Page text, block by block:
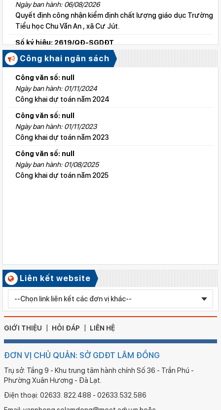
Ngày ban hành: 06/08/2026
Quyết định công nhận kiểm định chất lượng giáo dục Trường
Tiểu học Chu Văn An , xã Cư Jút.
Số ký hiệu: 2619/QĐ-SGDĐT
Ngày ban hành: 06/08/2026
Quyết định công nhận kiểm định chất lượng giáo dục Trường
Tiểu học Lý Tự Trọng , xã Cư Jút.
Số ký hiệu: 2615/QĐ-SGDĐT
Ngày ban hành: 06/08/2026
Quyết định công nhận kiểm định chất lượng giáo dục Trường
Tiểu học Nguyễn Bỉnh Khiêm, xã Đức linh.
Số ký hiệu: 2647/QĐ-SGDĐT
Ngày ban hành: 06/08/2026
QĐ cho phép thành lập TTNN-TH Anh Việt
Số ký hiệu: 2617/QĐ-SGDĐT
Số ký hiệu: 2577/QĐ-SGDĐT
Ngày ban hành: 05/08/2026
Chỉnh sửa bằng TN THPT LÊ HUỲNH NHƯ HẬU
Công khai ngân sách
Công văn số: null
Ngày ban hành: 01/11/2024
Công khai dự toán năm 2024
Công văn số: null
Ngày ban hành: 01/11/2023
Công khai dự toán năm 2023
Công văn số: null
Ngày ban hành: 01/08/2025
Công khai dự toán năm 2025
Liên kết website
GIỚI THIỆU HỎI ĐÁP LIÊN HỆ
ĐƠN VỊ CHỦ QUẢN: SỞ GDĐT LÂM ĐỒNG
Trụ sở: Tầng 9 - Khu trung tâm hành chính Số 36 - Trần Phú -
Phường Xuân Hương - Đà Lạt.
Điện thoại: 02633. 822.488 - 02633.532.586